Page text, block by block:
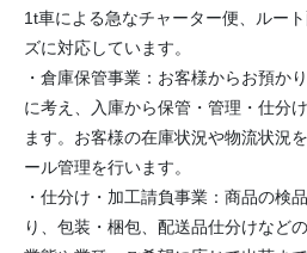
1t車による急なチャーター便、ルー
ズに対応しています。
・倉庫保管事業：お客様からお預か
に考え、入庫から保管・管理・仕分
ます。お客様の在庫状況や物流状況
ール管理を行います。
・仕分け・加工請負事業：商品の検
り、包装・梱包、配送品仕分けなど